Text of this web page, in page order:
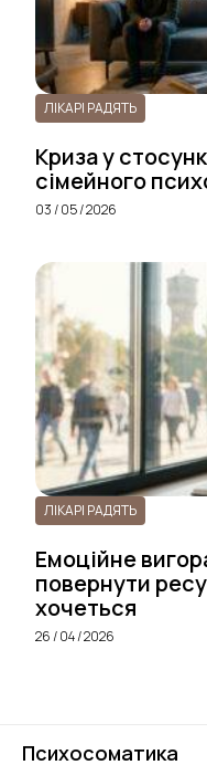
ЛІКАРІ РАДЯТЬ
Криза у
сімейного
03 / 05 / 2026
ЛІКАРІ РАДЯТЬ
Емоційне
повернути
хочеться
26 / 04 / 2026
Психосоматика